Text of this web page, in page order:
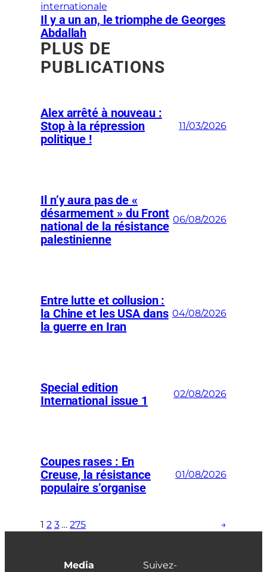
internationale
Il y a un an, le triomphe de Georges
Abdallah
PLUS DE
PUBLICATIONS
Alex arrêté à nouveau :
Stop à la répression
politique !
11/03/2026
Il n’y aura pas de «
désarmement » du Front
national de la résistance
palestinienne
06/08/2026
Entre lutte et collusion :
la Chine et les USA dans
la guerre en Iran
04/08/2026
Special edition
International issue 1
02/08/2026
Coupes rases : En
Creuse, la résistance
populaire s’organise
01/08/2026
1 2 3 … 275 →
Media
Suivez-